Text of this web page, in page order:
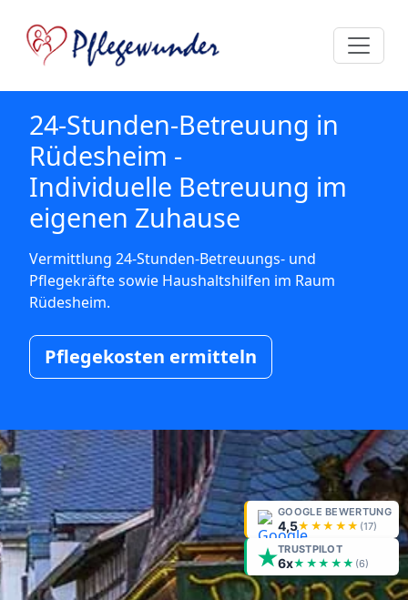
GOOGLE BEWERTUNG
4,5★★★★★ (17)
TRUSTPILOT
6x★★★★★ (6)
24-Stunden-Betreuung in
Rüdesheim -
Individuelle Betreuung im
eigenen Zuhause
Vermittlung 24-Stunden-Betreuungs- und
Pflegekräfte sowie Haushaltshilfen im Raum
Rüdesheim.
Pflegekosten ermitteln